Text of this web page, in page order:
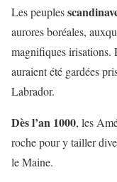
Les peuples
aurores boréales,
magnifiques irisations.
auraient été gardées
Labrador.
Dès l’an 1000, les
roche pour y tailler
le Maine.